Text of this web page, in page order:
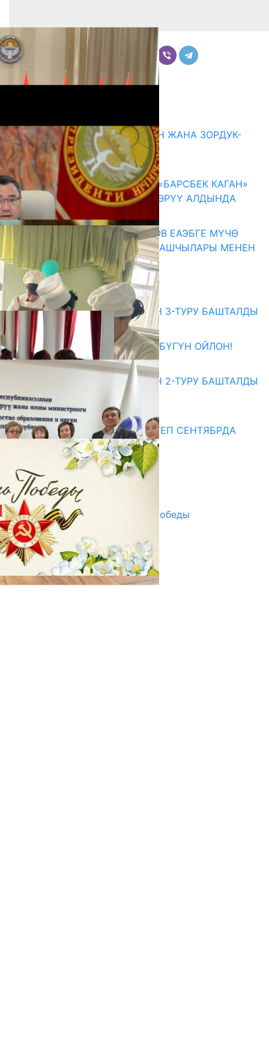
Комментарийлер
ГЕНДЕРДИК БАСМЫРЛООДОН ЖАНА ЗОРДУК-
ЗОМБУЛУКТАН КОРГОО
07.08.2026
КЫРГЫЗ ТАРЫХЫ ТАСМАДА: «БАРСБЕК КАГАН»
КӨРКӨМ ТАСМАСЫ ЖАРЫК КӨРҮҮ АЛДЫНДА
07.08.2026
ПРЕЗИДЕНТ САДЫР ЖАПАРОВ ЕАЭБГЕ МҮЧӨ
МАМЛЕКЕТТЕРДИН ӨКМӨТ БАШЧЫЛАРЫ МЕНЕН
ЖОЛУГУШТУ
07.08.2026
Абитуриент
ЖОЖДОРГО КАБЫЛ АЛУУНУН 3-ТУРУ БАШТАЛДЫ
27.07.2026
ӨЗҮҢДҮН КЕЛЕЧЕГИҢ ҮЧҮН БҮГҮН ОЙЛОН!
20.07.2026
ЖОЖДОРГО КАБЫЛ АЛУУНУН 2-ТУРУ БАШТАЛДЫ
20.07.2026
Медиа
СУЗАКТА 750 ОРУНДУУ МЕКТЕП СЕНТЯБРДА
ПАЙДАЛАНУУГА БЕРИЛЕТ
07.08.2025
Улуу Жеңиштин жандуу сөзү
29.04.2025
Награды в преддверии Дня Победы
29.04.2025